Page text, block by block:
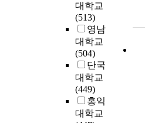
대학교
(513)
영남
대학교
(504)
단국
대학교
(449)
홍익
대학교